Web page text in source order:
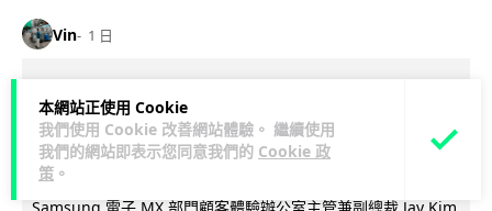
本網站正使用 Cookie
我們使用 Cookie 改善網站體驗。 繼續使用
我們的網站即表示您同意我們的 Cookie 政
策 。
Vin 1 日
Samsung 展示 Galaxy AI 新方向 未來
手機毋須輸入文字 轉向 Agent 全自動操
作